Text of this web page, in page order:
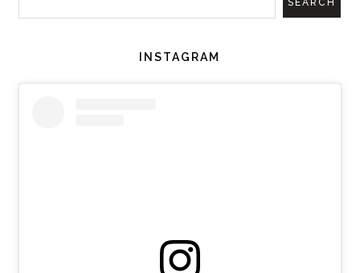
INSTAGRAM